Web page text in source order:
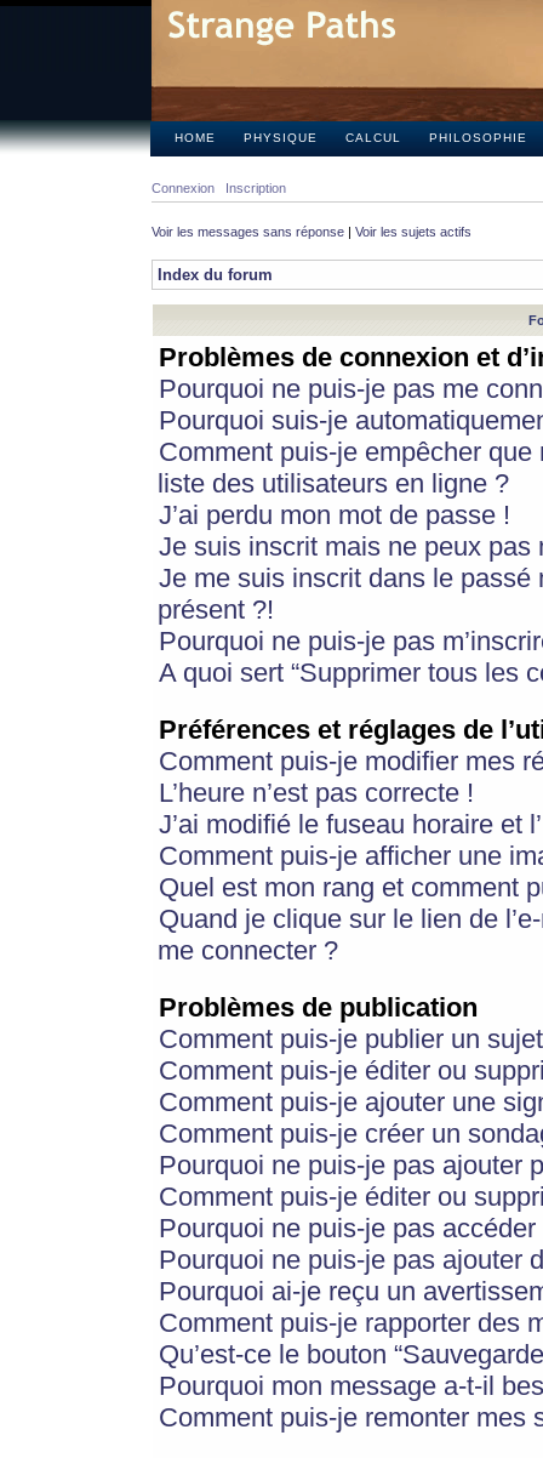
HOME PHYSIQUE CALCUL PHILOSOPHIE
Connexion Inscription
Voir les messages sans réponse | Voir les sujets actifs
Index du forum
Problèmes de connexion et
Pourquoi ne puis-je pas me
Pourquoi suis-je
Comment puis-je empêcher
liste des utilisateurs en ligne ?
J’ai perdu mon mot de passe !
Je suis inscrit mais ne peux pas
Je me suis inscrit dans le
présent ?!
Pourquoi ne puis-je pas
A quoi sert “Supprimer tous les
Préférences et réglages de
Comment puis-je modifier mes
L’heure n’est pas correcte !
J’ai modifié le fuseau horaire et
Comment puis-je afficher une
Quel est mon rang et comment
Quand je clique sur le lien de
me connecter ?
Problèmes de publication
Comment puis-je publier un
Comment puis-je éditer ou
Comment puis-je ajouter une
Comment puis-je créer un
Pourquoi ne puis-je pas ajouter
Comment puis-je éditer ou
Pourquoi ne puis-je pas
Pourquoi ne puis-je pas ajouter
Pourquoi ai-je reçu un
Comment puis-je rapporter des
Qu’est-ce le bouton
Pourquoi mon message a-t-il
Comment puis-je remonter mes